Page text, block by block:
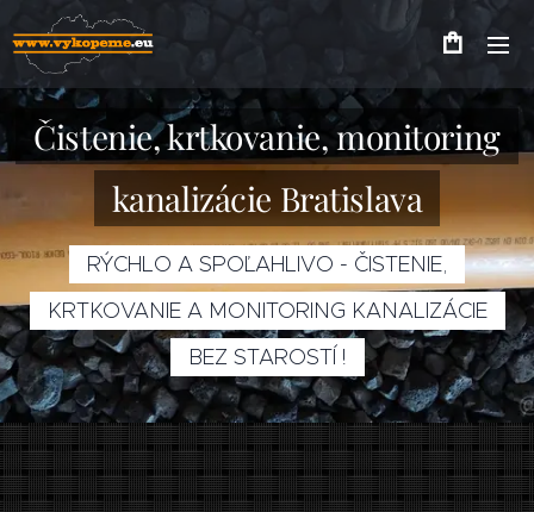
Čistenie, krtkovanie, monitoring
kanalizácie Bratislava
RÝCHLO A SPOĽAHLIVO - ČISTENIE,
KRTKOVANIE A MONITORING KANALIZÁCIE
BEZ STAROSTÍ !